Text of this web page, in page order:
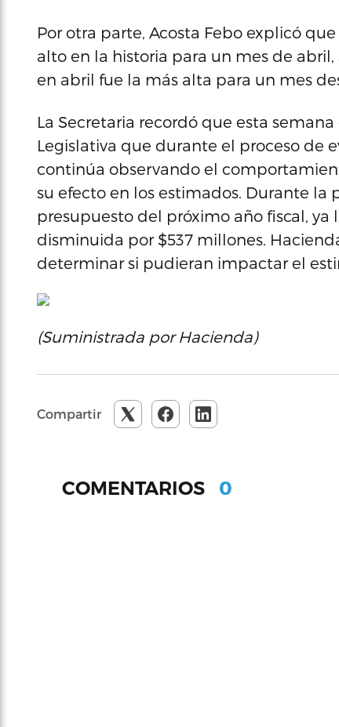
Por otra parte, Acosta Febo explicó
alto en la historia para un mes de
en abril fue la más alta para un mes
La Secretaria recordó que esta
Legislativa que durante el proceso de
continúa observando el
su efecto en los estimados. Durante
presupuesto del próximo año fiscal, ya
disminuida por $537 millones.
determinar si pudieran impactar el
(Suministrada por Hacienda)
Compartir
COMENTARIOS 0